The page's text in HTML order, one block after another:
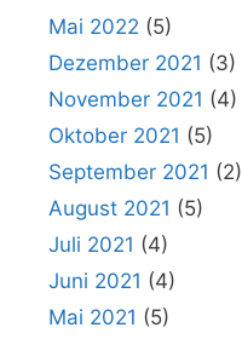
Mai 2022 (5)
Dezember 2021 (3)
November 2021 (4)
Oktober 2021 (5)
September 2021 (2)
August 2021 (5)
Juli 2021 (4)
Juni 2021 (4)
Mai 2021 (5)